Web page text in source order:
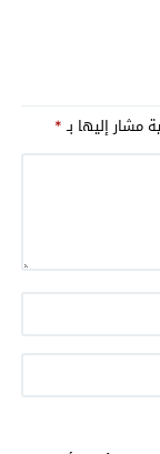
مشار إليها بـ*